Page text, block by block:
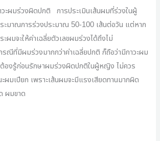
วะผมร่วงผิดปกติ การประเมินเส้นผมที่ร่วงในผู้
ะมาณการร่วงประมาณ 50-100 เส้นต่อวัน แต่หาก
ผมจะให้ค่าเฉลี่ยตัวเลขผมร่วงได้ถึงไม่
รณีที่มีผมร่วงมากกว่าค่าเฉลี่ยปกติ ก็ถือว่ามีภาวะผม
องรู้ก่อนรักษาผมร่วงผิดปกติในผู้หญิง ไม่ควร
ผมเปียก เพราะเส้นผมจะมีแรงเสียดทานมากผิด
ผมขาด